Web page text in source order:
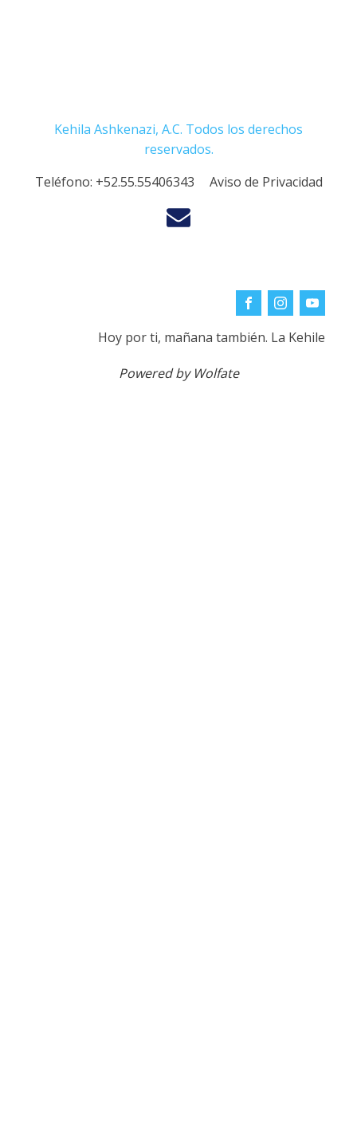
Kehila Ashkenazi, A.C. Todos los derechos
reservados.
Teléfono: +52.55.55406343 Aviso de Privacidad
Hoy por ti, mañana también. La Kehile
Powered by Wolfate